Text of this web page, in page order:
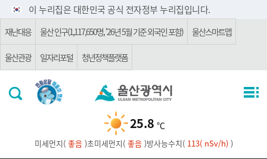
주요 메뉴로 건너뛰기
본문으로가기이 누리집은 대한민국 공식 전자정부 누리집입니다.
재난대응 울산 인구(1,117,650명, '26년 5월 기준 외국인 포함) 울산스마트맵
울산관광 일자리포털 청년정책플랫폼
25.8 ℃
미세먼지( 좋음)초미세먼지( 좋음)방사능수치(113( nSv/h) )